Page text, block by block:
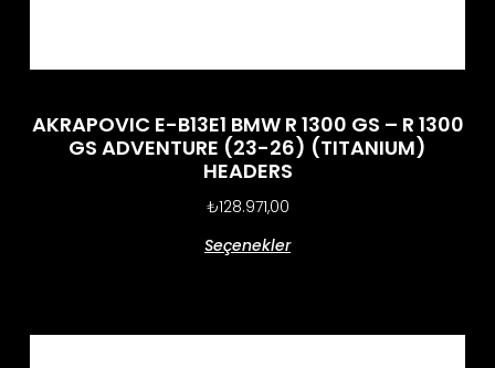
AKRAPOVIC E-B13E1 BMW R 1300 GS – R 1300
GS ADVENTURE (23-26) (TITANIUM)
HEADERS
₺128.971,00
Seçenekler